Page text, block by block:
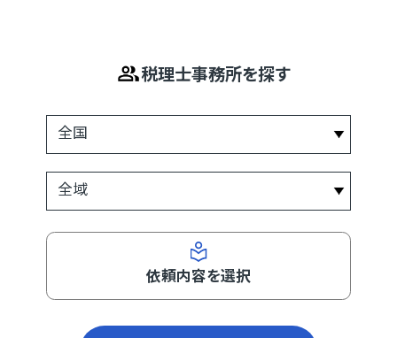
税理士事務所を探す
依頼内容を選択